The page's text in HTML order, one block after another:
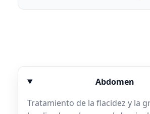
Abdomen
Tratamiento de la flacidez y la